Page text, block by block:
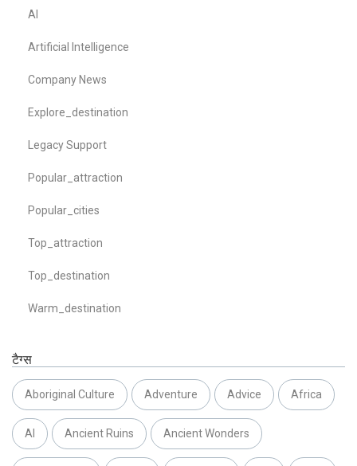
AI
Artificial Intelligence
Company News
Explore_destination
Legacy Support
Popular_attraction
Popular_cities
Top_attraction
Top_destination
Warm_destination
टैग्स
Aboriginal Culture Adventure Advice Africa
AI Ancient Ruins Ancient Wonders